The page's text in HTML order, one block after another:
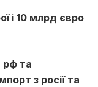
і 10 млрд євро
рф та
з росії та